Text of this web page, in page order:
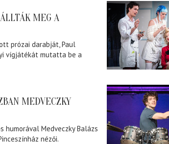
MEG A
prózai darabját, Paul
vígjátékát mutatta be a
MEDVECZKY
Medveczky Balázs
nézői.